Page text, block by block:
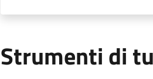
Strumenti di